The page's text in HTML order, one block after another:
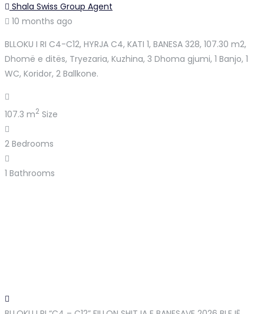
Shala Swiss Group Agent
10 months ago
BLLOKU I RI C4-C12, HYRJA C4, KATI 1, BANESA 328, 107.30 m2,
Dhomë e ditës, Tryezaria, Kuzhina, 3 Dhoma gjumi, 1 Banjo, 1
WC, Koridor, 2 Ballkone.
107.3 m2 Size
2 Bedrooms
1 Bathrooms